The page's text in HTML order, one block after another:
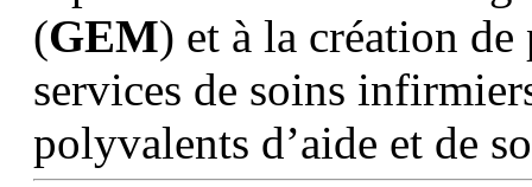
(GEM) et à la création de
services de soins
polyvalents d’aide et de